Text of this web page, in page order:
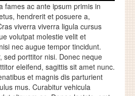
fames ac ante ipsum primis in
hendrerit et posuere a,
viverra viverra ligula cursus
volutpat molestie velit et
nec augue tempor tincidunt.
sed porttitor nisi. Donec neque
eleifend, sagittis sit amet nunc.
et magnis dis parturient
mus. Curabitur vehicula